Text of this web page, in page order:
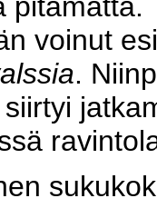
voinut
.
siirtyi